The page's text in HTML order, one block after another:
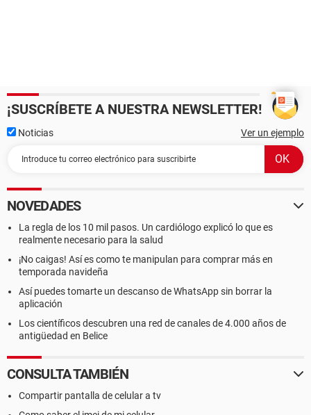
¡SUSCRÍBETE A NUESTRA NEWSLETTER!
Noticias Ver un ejemplo
NOVEDADES
La regla de los 10 mil pasos. Un cardiólogo explicó lo que es
realmente necesario para la salud
¡No caigas! Así es como te manipulan para comprar más en
temporada navideña
Así puedes tomarte un descanso de WhatsApp sin borrar la
aplicación
Los científicos descubren una red de canales de 4.000 años de
antigüedad en Belice
CONSULTA TAMBIÉN
Compartir pantalla de celular a tv